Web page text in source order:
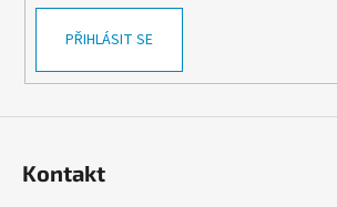
n
j
PŘIHLÁSIT SE
Kontakt